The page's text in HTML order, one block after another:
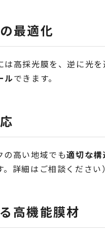
最適化
高採光膜を、逆に光
ルできます。
の高い地域でも適切な構
詳細はご相談ください）
高機能膜材